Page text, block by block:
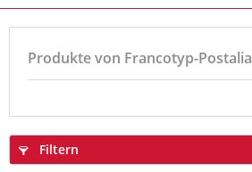
Produkte von Francotyp-Postalia
Filtern